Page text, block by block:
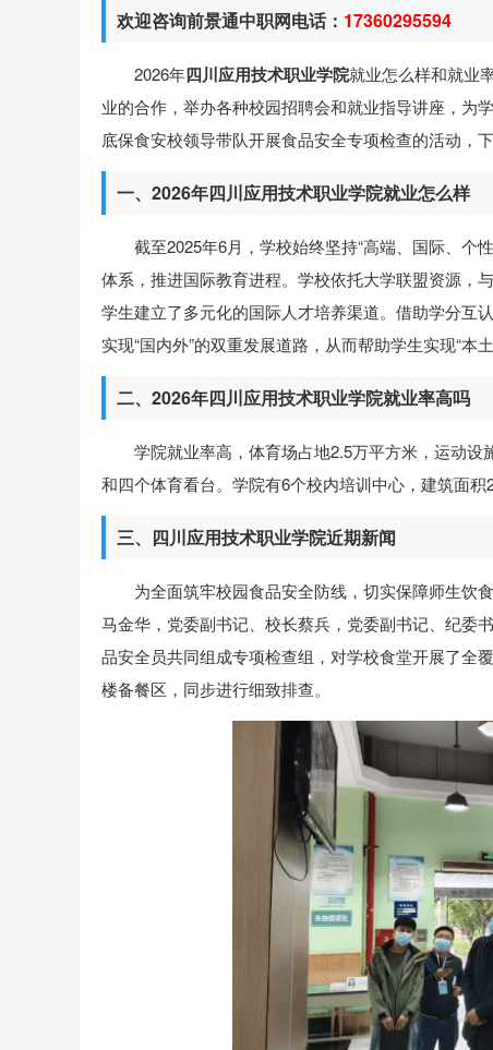
欢迎咨询前景通中职网电话： 17360295594
2026年四川应用技术职业学院就业怎么样和就业
业的合作，举办各种校园招聘会和就业指导讲座，为
底保食安校领导带队开展食品安全专项检查的活动，
一、2026年四川应用技术职业学院就业怎么样
截至2025年6月，学校始终坚持“高端、国际、个
体系，推进国际教育进程。学校依托大学联盟资源，
学生建立了多元化的国际人才培养渠道。借助学分互
实现“国内外”的双重发展道路，从而帮助学生实现“本土
二、2026年四川应用技术职业学院就业率高吗
学院就业率高，体育场占地2.5万平方米，运动
和四个体育看台。学院有6个校内培训中心，建筑面
三、四川应用技术职业学院近期新闻
为全面筑牢校园食品安全防线，切实保障师生饮
马金华，党委副书记、校长蔡兵，党委副书记、纪委
品安全员共同组成专项检查组，对学校食堂开展了全
楼备餐区，同步进行细致排查。